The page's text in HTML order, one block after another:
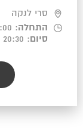
סרי לנקה
התחלה: 20:00 02.11.2026
סיום : 20:30 11.11.2026